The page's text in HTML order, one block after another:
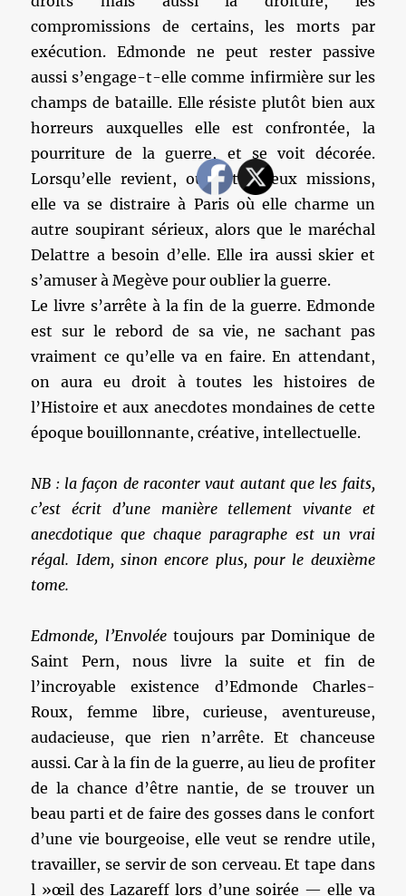
compromissions de certains, les morts par
exécution. Edmonde ne peut rester passive
aussi s’engage-t-elle comme infirmière sur les
champs de bataille. Elle résiste plutôt bien aux
horreurs auxquelles elle est confrontée, la
pourriture de la guerre, et se voit décorée.
Lorsqu’elle revient, ou entre deux missions,
elle va se distraire à Paris où elle charme un
autre soupirant sérieux, alors que le maréchal
Delattre a besoin d’elle. Elle ira aussi skier et
s’amuser à Megève pour oublier la guerre.
Le livre s’arrête à la fin de la guerre. Edmonde
est sur le rebord de sa vie, ne sachant pas
vraiment ce qu’elle va en faire. En attendant,
on aura eu droit à toutes les histoires de
l’Histoire et aux anecdotes mondaines de cette
époque bouillonnante, créative, intellectuelle.
NB : la façon de raconter vaut autant que les faits,
c’est écrit d’une manière tellement vivante et
anecdotique que chaque paragraphe est un vrai
régal. Idem, sinon encore plus, pour le deuxième
tome.
Edmonde, l’Envoléetoujours par Dominique de
Saint Pern, nous livre la suite et fin de
l’incroyable existence d’Edmonde Charles-
Roux, femme libre, curieuse, aventureuse,
audacieuse, que rien n’arrête. Et chanceuse
aussi. Car à la fin de la guerre, au lieu de profiter
de la chance d’être nantie, de se trouver un
beau parti et de faire des gosses dans le confort
d’une vie bourgeoise, elle veut se rendre utile,
travailler, se servir de son cerveau. Et tape dans
l »œil des Lazareff lors d’une soirée — elle va